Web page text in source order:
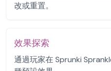
改或重置。
效果探索
通過玩家在 Sprunki